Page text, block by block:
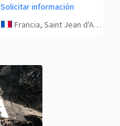
Solicitar información
Francia, Saint Jean d'Angély